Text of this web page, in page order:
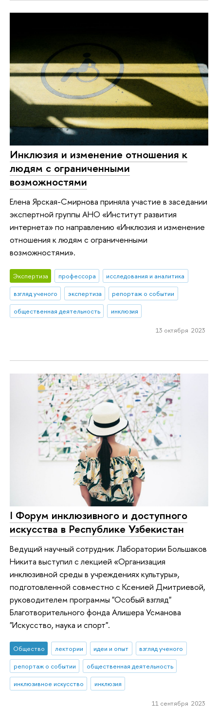
Инклюзия и изменение отношения к
людям с ограниченными
возможностями
Елена Ярская-Смирнова приняла участие в заседании
экспертной группы АНО «Институт развития
интернета» по направлению «Инклюзия и изменение
отношения к людям с ограниченными
возможностями».
Экспертиза профессора
исследования и аналитика
взгляд ученого
экспертиза
репортаж о событии
общественная деятельность
инклюзия
13 октября 2023
I Форум инклюзивного и доступного
искусства в Республике Узбекистан
Ведущий научный сотрудник Лаборатории Большаков
Никита выступил с лекцией «Организация
инклюзивной среды в учреждениях культуры»,
подготовленной совместно с Ксенией Дмитриевой,
руководителем программы "Особый взгляд"
Благотворительного фонда Алишера Усманова
"Искусство, наука и спорт".
Общество лектории идеи и опыт
взгляд ученого
репортаж о событии
общественная деятельность
инклюзивное искусство
инклюзия
11 сентября 2023